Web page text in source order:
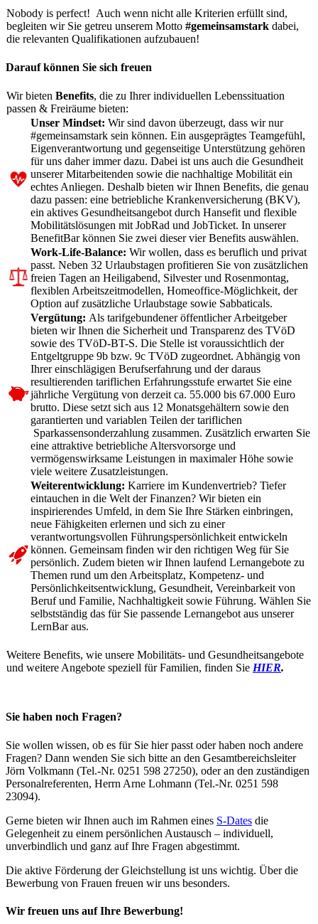
Nobody is perfect! Auch wenn nicht alle Kriterien erfüllt sind,
begleiten wir Sie getreu unserem Motto #gemeinsamstark dabei,
die relevanten Qualifikationen aufzubauen!
Darauf können Sie sich freuen
Wir bieten Benefits, die zu Ihrer individuellen Lebenssituation
passen & Freiräume bieten:
Unser Mindset: Wir sind davon überzeugt, dass wir nur
#gemeinsamstark sein können. Ein ausgeprägtes Teamgefühl,
Eigenverantwortung und gegenseitige Unterstützung gehören
für uns daher immer dazu. Dabei ist uns auch die Gesundheit
unserer Mitarbeitenden sowie die nachhaltige Mobilität ein
echtes Anliegen. Deshalb bieten wir Ihnen Benefits, die genau
dazu passen: eine betriebliche Krankenversicherung (BKV),
ein aktives Gesundheitsangebot durch Hansefit und flexible
Mobilitätslösungen mit JobRad und JobTicket. In unserer
BenefitBar können Sie zwei dieser vier Benefits auswählen.
Work-Life-Balance: Wir wollen, dass es beruflich und privat
passt. Neben 32 Urlaubstagen profitieren Sie von zusätzlichen
freien Tagen an Heiligabend, Silvester und Rosenmontag,
flexiblen Arbeitszeitmodellen, Homeoffice-Möglichkeit, der
Option auf zusätzliche Urlaubstage sowie Sabbaticals.
Vergütung: Als tarifgebundener öffentlicher Arbeitgeber
bieten wir Ihnen die Sicherheit und Transparenz des TVöD
sowie des TVöD-BT-S. Die Stelle ist voraussichtlich der
Entgeltgruppe 9b bzw. 9c TVöD zugeordnet. Abhängig von
Ihrer einschlägigen Berufserfahrung und der daraus
resultierenden tariflichen Erfahrungsstufe erwartet Sie eine
jährliche Vergütung von derzeit ca. 55.000 bis 67.000 Euro
brutto. Diese setzt sich aus 12 Monatsgehältern sowie den
garantierten und variablen Teilen der tariflichen
Sparkassensonderzahlung zusammen. Zusätzlich erwarten Sie
eine attraktive betriebliche Altersvorsorge und
vermögenswirksame Leistungen in maximaler Höhe sowie
viele weitere Zusatzleistungen.
Weiterentwicklung: Karriere im Kundenvertrieb? Tiefer
eintauchen in die Welt der Finanzen? Wir bieten ein
inspirierendes Umfeld, in dem Sie Ihre Stärken einbringen,
neue Fähigkeiten erlernen und sich zu einer
verantwortungsvollen Führungspersönlichkeit entwickeln
können. Gemeinsam finden wir den richtigen Weg für Sie
persönlich. Zudem bieten wir Ihnen laufend Lernangebote zu
Themen rund um den Arbeitsplatz, Kompetenz- und
Persönlichkeitsentwicklung, Gesundheit, Vereinbarkeit von
Beruf und Familie, Nachhaltigkeit sowie Führung. Wählen Sie
selbstständig das für Sie passende Lernangebot aus unserer
LernBar aus.
Weitere Benefits, wie unsere Mobilitäts- und Gesundheitsangebote
und weitere Angebote speziell für Familien, finden Sie HIER.
Sie haben noch Fragen?
Sie wollen wissen, ob es für Sie hier passt oder haben noch andere
Fragen? Dann wenden Sie sich bitte an den Gesamtbereichsleiter
Jörn Volkmann (Tel.-Nr. 0251 598 27250), oder an den zuständigen
Personalreferenten, Herrn Arne Lohmann (Tel.-Nr. 0251 598
23094).
Gerne bieten wir Ihnen auch im Rahmen eines S-Dates die
Gelegenheit zu einem persönlichen Austausch – individuell,
unverbindlich und ganz auf Ihre Fragen abgestimmt.
Die aktive Förderung der Gleichstellung ist uns wichtig. Über die
Bewerbung von Frauen freuen wir uns besonders.
Wir freuen uns auf Ihre Bewerbung!